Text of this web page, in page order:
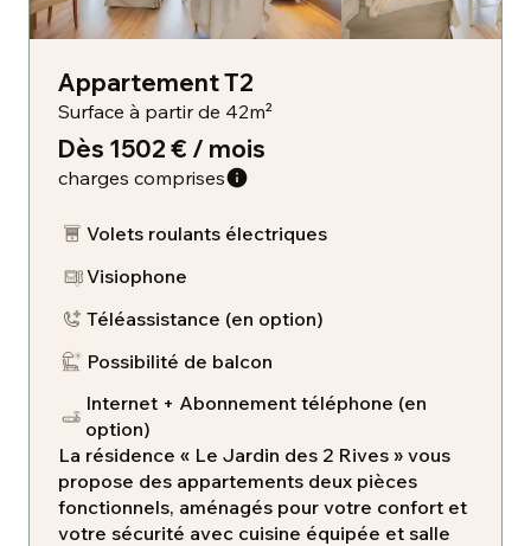
Appartement T2
Surface à partir de 42m²
Dès 1502 € / mois
charges comprises
Volets roulants électriques
Visiophone
​Téléassistance (en option)
Possibilité de balcon
Internet + Abonnement téléphone (en
option)
La résidence « Le Jardin des 2 Rives » vous
propose des appartements deux pièces
fonctionnels, aménagés pour votre confort et
votre sécurité avec cuisine équipée et salle